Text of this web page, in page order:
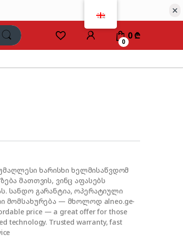
✕
0
0₾
უმაღლესი ხარისხი ხელმისაწვდომ
მათთვის, ვინც აფასებს
სანდო გარანტია, ოპერატიული
მომსახურება — მხოლოდ alneo.ge-
price — a great offer for those
technology. Trusted warranty, fast